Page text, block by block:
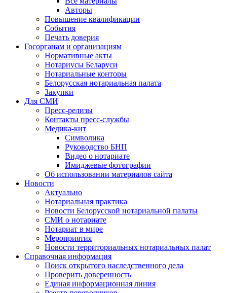
Авторы
Повышение квалификации
События
Печать доверия
Госорганам и организациям
Нормативные акты
Нотариусы Беларуси
Нотариальные конторы
Белорусская нотариальная палата
Закупки
Для СМИ
Пресс-релизы
Контакты пресс-службы
Медика-кит
Символика
Руководство БНП
Видео о нотариате
Имиджевые фотографии
Об использовании материалов сайта
Новости
Актуально
Нотариальная практика
Новости Белорусской нотариальной палаты
СМИ о нотариате
Нотариат в мире
Мероприятия
Новости территориальных нотариальных палат
Справочная информация
Поиск открытого наследственного дела
Проверить доверенность
Единая информационная линия